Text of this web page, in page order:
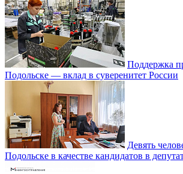
Поддержка
Подольске — вклад в суверенитет России
Девять
Подольске в качестве кандидатов в